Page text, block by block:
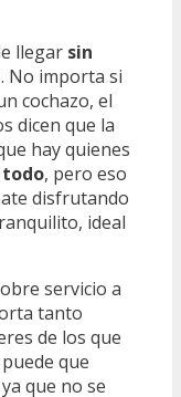
llegar sin
. No importa si
cochazo, el
dicen que la
hay quienes
, pero eso
disfrutando
ideal
servicio a
tanto
de los que
que
que no se